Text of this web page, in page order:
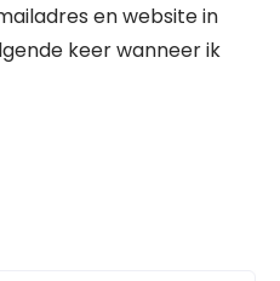
en website in
keer wanneer ik